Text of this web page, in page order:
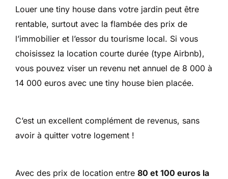
Louer une tiny house dans votre jardin peut être
rentable, surtout avec la flambée des prix de
l’immobilier et l’essor du tourisme local. Si vous
choisissez la location courte durée (type Airbnb),
vous pouvez viser un revenu net annuel de 8 000 à
14 000 euros avec une tiny house bien placée.
C’est un excellent complément de revenus, sans
avoir à quitter votre logement !
Avec des prix de location entre 80 et 100 euros la